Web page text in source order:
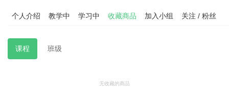
个人介绍 教学中 学习中 收藏商品 加入小组 关注 / 粉丝
课程 班级
无收藏的商品